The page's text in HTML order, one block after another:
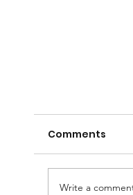
derfor
Comments
Write a